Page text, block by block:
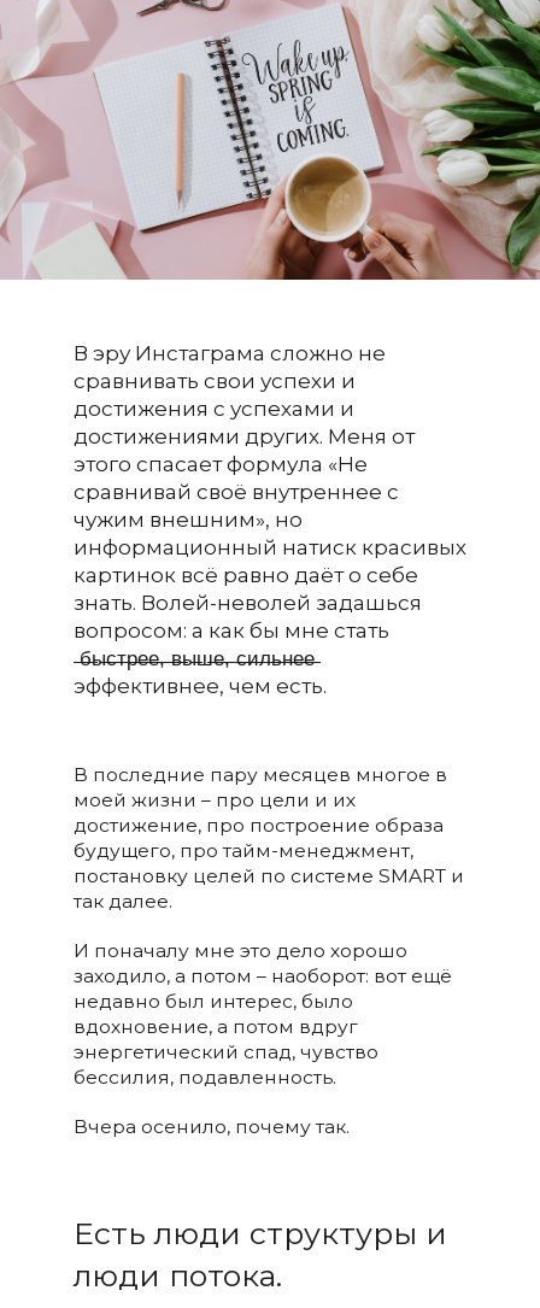
В эру Инстаграма сложно не
сравнивать свои успехи и
достижения с успехами и
достижениями других. Меня от
этого спасает формула «Не
сравнивай своё внутреннее с
чужим внешним», но
информационный натиск красивых
картинок всё равно даёт о себе
знать. Волей-неволей задашься
вопросом: а как бы мне стать
̶б̶ы̶с̶т̶р̶е̶е̶,̶ ̶в̶ы̶ш̶е̶,̶ ̶с̶и̶л̶ь̶н̶е̶е̶
эффективнее, чем есть.
В последние пару месяцев многое в
моей жизни – про цели и их
достижение, про построение образа
будущего, про тайм-менеджмент,
постановку целей по системе SMART и
так далее.
И поначалу мне это дело хорошо
заходило, а потом – наоборот: вот ещё
недавно был интерес, было
вдохновение, а потом вдруг
энергетический спад, чувство
бессилия, подавленность.
Вчера осенило, почему так.
Есть люди структуры и
люди потока.